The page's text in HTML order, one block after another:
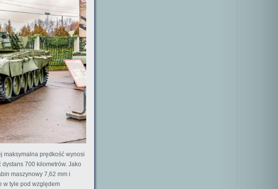
maksymalna prędkość wynosi
700 kilometrów. Jako
maszynowy 7,62 mm i
w tyle pod względem